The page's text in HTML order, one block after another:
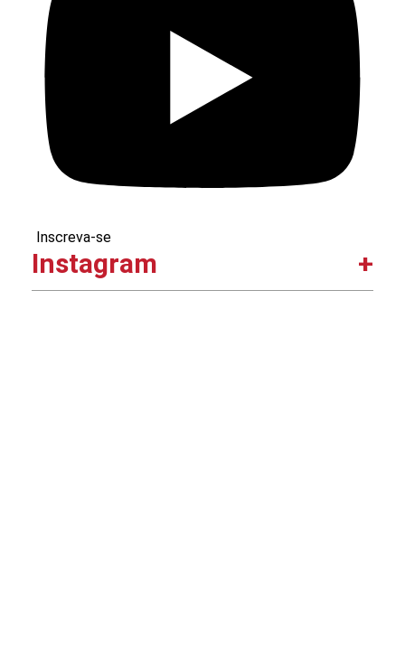
Inscreva-se
Instagram